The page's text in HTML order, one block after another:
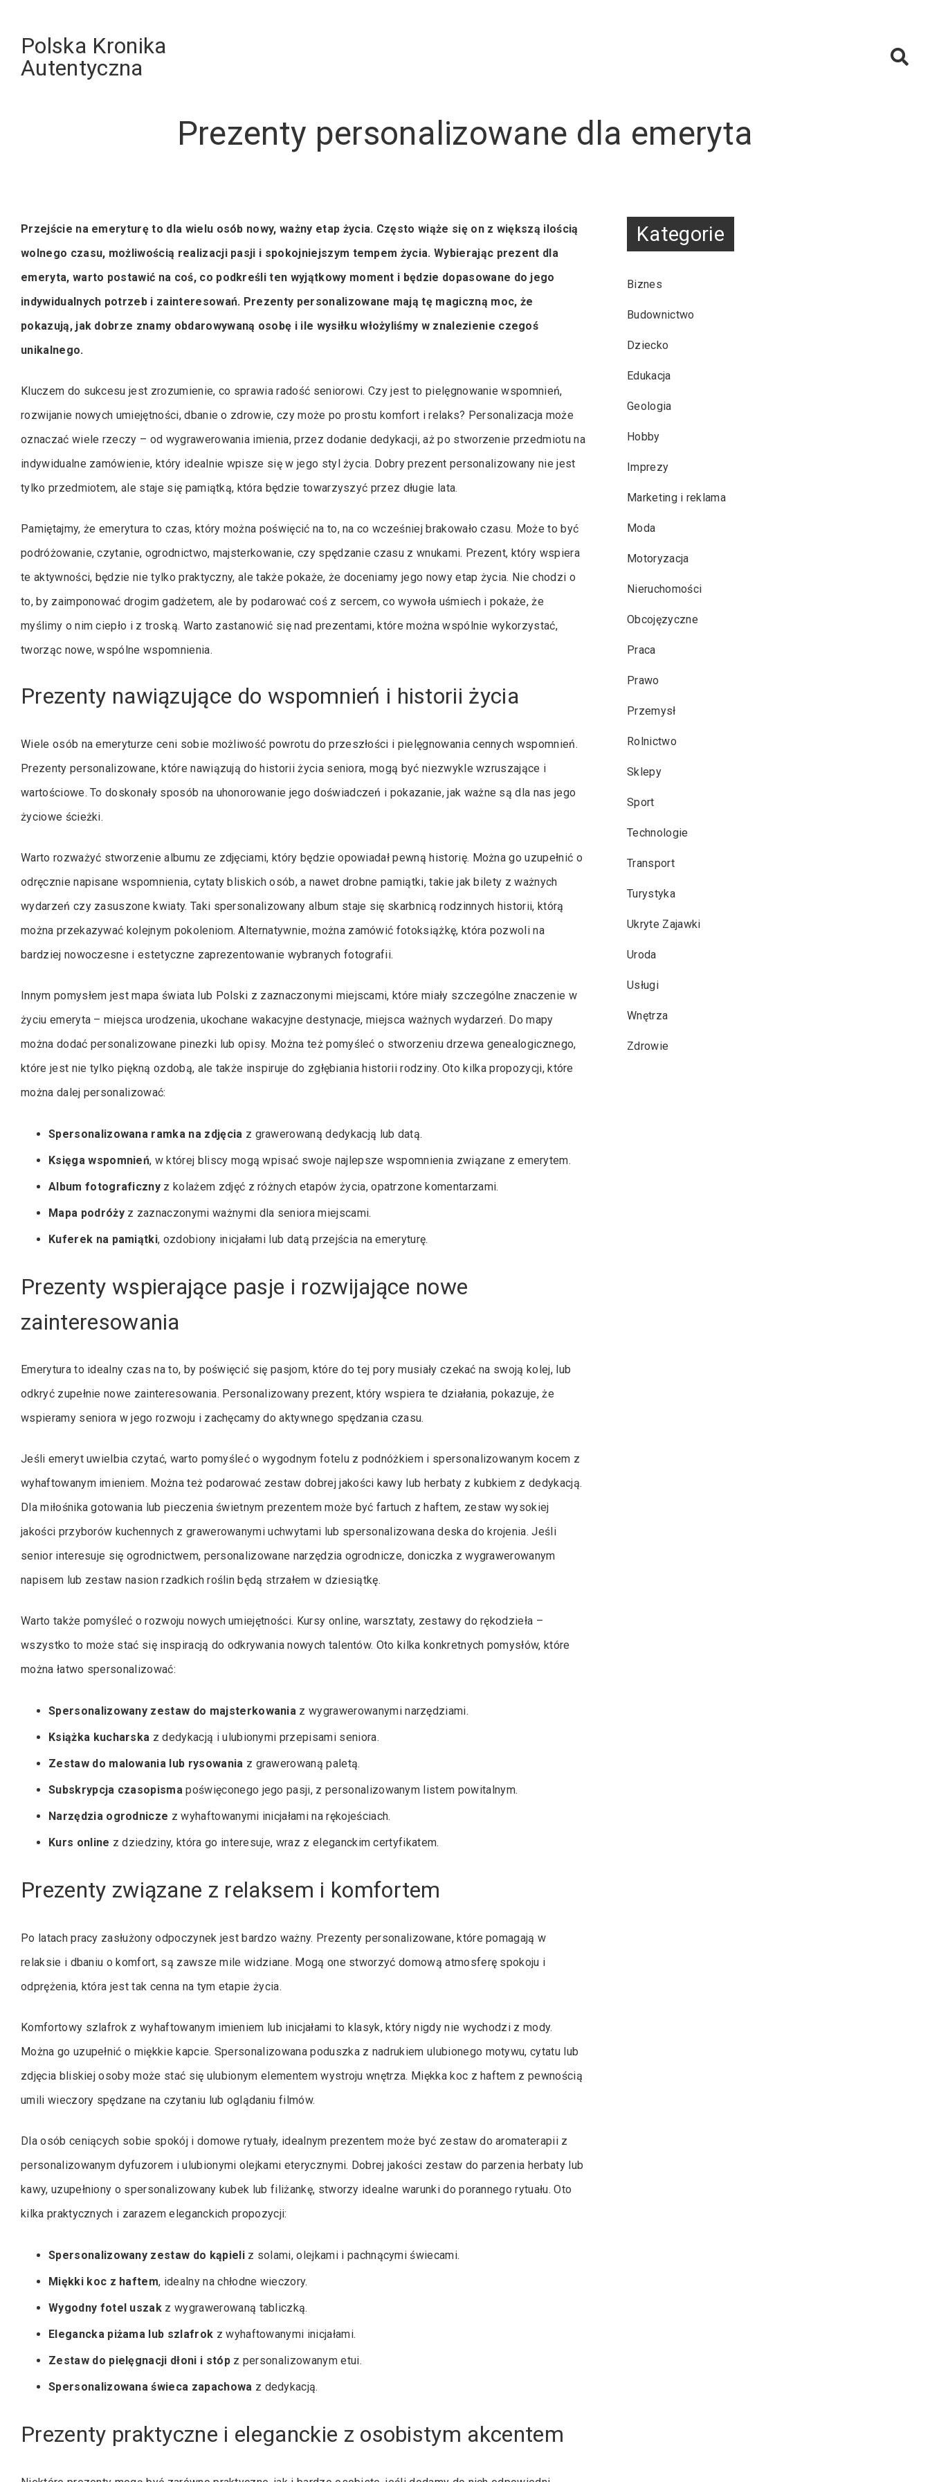
contentPolska Kronika
Autentyczna
Prezenty personalizowane dla emeryta
Przejście na emeryturę to dla wielu osób nowy, ważny etap życia. Często wiąże się on z większą ilością
wolnego czasu, możliwością realizacji pasji i spokojniejszym tempem życia. Wybierając prezent dla
emeryta, warto postawić na coś, co podkreśli ten wyjątkowy moment i będzie dopasowane do jego
indywidualnych potrzeb i zainteresowań. Prezenty personalizowane mają tę magiczną moc, że
pokazują, jak dobrze znamy obdarowywaną osobę i ile wysiłku włożyliśmy w znalezienie czegoś
unikalnego.
Kluczem do sukcesu jest zrozumienie, co sprawia radość seniorowi. Czy jest to pielęgnowanie wspomnień,
rozwijanie nowych umiejętności, dbanie o zdrowie, czy może po prostu komfort i relaks? Personalizacja może
oznaczać wiele rzeczy – od wygrawerowania imienia, przez dodanie dedykacji, aż po stworzenie przedmiotu na
indywidualne zamówienie, który idealnie wpisze się w jego styl życia. Dobry prezent personalizowany nie jest
tylko przedmiotem, ale staje się pamiątką, która będzie towarzyszyć przez długie lata.
Pamiętajmy, że emerytura to czas, który można poświęcić na to, na co wcześniej brakowało czasu. Może to być
podróżowanie, czytanie, ogrodnictwo, majsterkowanie, czy spędzanie czasu z wnukami. Prezent, który wspiera
te aktywności, będzie nie tylko praktyczny, ale także pokaże, że doceniamy jego nowy etap życia. Nie chodzi o
to, by zaimponować drogim gadżetem, ale by podarować coś z sercem, co wywoła uśmiech i pokaże, że
myślimy o nim ciepło i z troską. Warto zastanowić się nad prezentami, które można wspólnie wykorzystać,
tworząc nowe, wspólne wspomnienia.
Prezenty nawiązujące do wspomnień i historii życia
Wiele osób na emeryturze ceni sobie możliwość powrotu do przeszłości i pielęgnowania cennych wspomnień.
Prezenty personalizowane, które nawiązują do historii życia seniora, mogą być niezwykle wzruszające i
wartościowe. To doskonały sposób na uhonorowanie jego doświadczeń i pokazanie, jak ważne są dla nas jego
życiowe ścieżki.
Warto rozważyć stworzenie albumu ze zdjęciami, który będzie opowiadał pewną historię. Można go uzupełnić o
odręcznie napisane wspomnienia, cytaty bliskich osób, a nawet drobne pamiątki, takie jak bilety z ważnych
wydarzeń czy zasuszone kwiaty. Taki spersonalizowany album staje się skarbnicą rodzinnych historii, którą
można przekazywać kolejnym pokoleniom. Alternatywnie, można zamówić fotoksiążkę, która pozwoli na
bardziej nowoczesne i estetyczne zaprezentowanie wybranych fotografii.
Innym pomysłem jest mapa świata lub Polski z zaznaczonymi miejscami, które miały szczególne znaczenie w
życiu emeryta – miejsca urodzenia, ukochane wakacyjne destynacje, miejsca ważnych wydarzeń. Do mapy
można dodać personalizowane pinezki lub opisy. Można też pomyśleć o stworzeniu drzewa genealogicznego,
które jest nie tylko piękną ozdobą, ale także inspiruje do zgłębiania historii rodziny. Oto kilka propozycji, które
można dalej personalizować:
Spersonalizowana ramka na zdjęcia z grawerowaną dedykacją lub datą.
Księga wspomnień, w której bliscy mogą wpisać swoje najlepsze wspomnienia związane z emerytem.
Album fotograficzny z kolażem zdjęć z różnych etapów życia, opatrzone komentarzami.
Mapa podróżyz zaznaczonymi ważnymi dla seniora miejscami.
Kuferek na pamiątki, ozdobiony inicjałami lub datą przejścia na emeryturę.
Prezenty wspierające pasje i rozwijające nowe
zainteresowania
Emerytura to idealny czas na to, by poświęcić się pasjom, które do tej pory musiały czekać na swoją kolej, lub
odkryć zupełnie nowe zainteresowania. Personalizowany prezent, który wspiera te działania, pokazuje, że
wspieramy seniora w jego rozwoju i zachęcamy do aktywnego spędzania czasu.
Jeśli emeryt uwielbia czytać, warto pomyśleć o wygodnym fotelu z podnóżkiem i spersonalizowanym kocem z
wyhaftowanym imieniem. Można też podarować zestaw dobrej jakości kawy lub herbaty z kubkiem z dedykacją.
Dla miłośnika gotowania lub pieczenia świetnym prezentem może być fartuch z haftem, zestaw wysokiej
jakości przyborów kuchennych z grawerowanymi uchwytami lub spersonalizowana deska do krojenia. Jeśli
senior interesuje się ogrodnictwem, personalizowane narzędzia ogrodnicze, doniczka z wygrawerowanym
napisem lub zestaw nasion rzadkich roślin będą strzałem w dziesiątkę.
Warto także pomyśleć o rozwoju nowych umiejętności. Kursy online, warsztaty, zestawy do rękodzieła –
wszystko to może stać się inspiracją do odkrywania nowych talentów. Oto kilka konkretnych pomysłów, które
można łatwo spersonalizować:
Spersonalizowany zestaw do majsterkowania z wygrawerowanymi narzędziami.
Książka kucharska z dedykacją i ulubionymi przepisami seniora.
Zestaw do malowania lub rysowania z grawerowaną paletą.
Subskrypcja czasopisma poświęconego jego pasji, z personalizowanym listem powitalnym.
Narzędzia ogrodnicze z wyhaftowanymi inicjałami na rękojeściach.
Kurs online z dziedziny, która go interesuje, wraz z eleganckim certyfikatem.
Prezenty związane z relaksem i komfortem
Po latach pracy zasłużony odpoczynek jest bardzo ważny. Prezenty personalizowane, które pomagają w
relaksie i dbaniu o komfort, są zawsze mile widziane. Mogą one stworzyć domową atmosferę spokoju i
odprężenia, która jest tak cenna na tym etapie życia.
Komfortowy szlafrok z wyhaftowanym imieniem lub inicjałami to klasyk, który nigdy nie wychodzi z mody.
Można go uzupełnić o miękkie kapcie. Spersonalizowana poduszka z nadrukiem ulubionego motywu, cytatu lub
zdjęcia bliskiej osoby może stać się ulubionym elementem wystroju wnętrza. Miękka koc z haftem z pewnością
umili wieczory spędzane na czytaniu lub oglądaniu filmów.
Dla osób ceniących sobie spokój i domowe rytuały, idealnym prezentem może być zestaw do aromaterapii z
personalizowanym dyfuzorem i ulubionymi olejkami eterycznymi. Dobrej jakości zestaw do parzenia herbaty lub
kawy, uzupełniony o spersonalizowany kubek lub filiżankę, stworzy idealne warunki do porannego rytuału. Oto
kilka praktycznych i zarazem eleganckich propozycji:
Spersonalizowany zestaw do kąpieliz solami, olejkami i pachnącymi świecami.
Miękki koc z haftem, idealny na chłodne wieczory.
Wygodny fotel uszak z wygrawerowaną tabliczką.
Elegancka piżama lub szlafrok z wyhaftowanymi inicjałami.
Zestaw do pielęgnacji dłoni i stópz personalizowanym etui.
Spersonalizowana świeca zapachowa z dedykacją.
Prezenty praktyczne i eleganckie z osobistym akcentem
Kategorie
Biznes
Budownictwo
Dziecko
Edukacja
Geologia
Hobby
Imprezy
Marketing i reklama
Moda
Motoryzacja
Nieruchomości
Obcojęzyczne
Praca
Prawo
Przemysł
Rolnictwo
Sklepy
Sport
Technologie
Transport
Turystyka
Ukryte Zajawki
Uroda
Usługi
Wnętrza
Zdrowie